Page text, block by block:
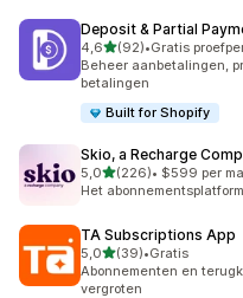
Deposit & Partial
4,6van 5 sterren
(92)
92 recensies in totaal
•Gratis
Beheer aanbetalingen,
betalingen
Built for Shopify
Skio, a Recharge
5,0van 5 sterren
(226)
226 recensies in totaal
• $599 per
Het
TA Subscriptions App
5,0van 5 sterren
(39)
39 recensies in totaal
•Gratis
Abonnementen en
vergroten